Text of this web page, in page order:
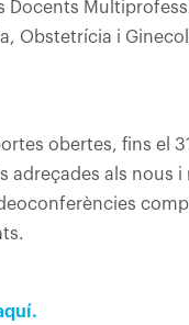
Obstetrícia i
obertes, fins el
als nous